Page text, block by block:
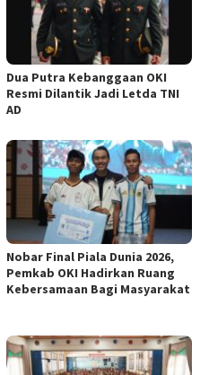
Dua Putra Kebanggaan OKI
Resmi Dilantik Jadi Letda TNI
AD
Nobar Final Piala Dunia 2026,
Pemkab OKI Hadirkan Ruang
Kebersamaan Bagi Masyarakat